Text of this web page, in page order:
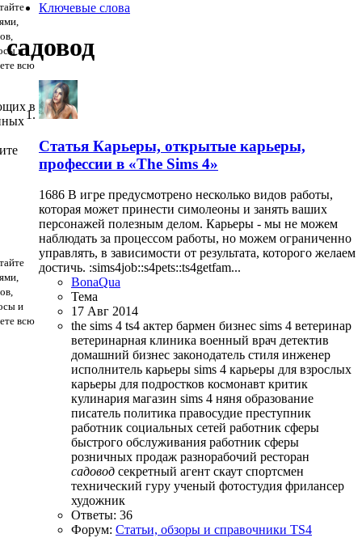
и
всю
в
и
всю
Ключевые слова
садовод
Статья Карьеры, открытые карьеры,
професcии в «The Sims 4»
1686 В игре предусмотрено несколько видов работы,
которая может принести симолеоны и занять ваших
персонажей полезным делом. Карьеры - мы не можем
наблюдать за процессом работы, но можем ограниченно
управлять, в зависимости от результата, которого желаем
достичь. :sims4job::s4pets::ts4getfam...
BonaQua
Тема
17 Авг 2014
the sims 4 ts4 актер бармен бизнес sims 4 ветеринар
ветеринарная клиника военный врач детектив
домашний бизнес законодатель стиля инженер
исполнитель карьеры sims 4 карьеры для взрослых
карьеры для подростков космонавт критик
кулинария магазин sims 4 няня образование
писатель политика правосудие преступник
работник социальных сетей работник сферы
быстрого обслуживания работник сферы
розничных продаж разнорабочий ресторан
садовод секретный агент скаут спортсмен
технический гуру ученый фотостудия фрилансер
художник
Ответы: 36
Форум: Статьи, обзоры и справочники TS4